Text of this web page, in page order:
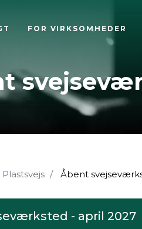
FOR VIRKSOMHEDER
Åbent
- april 2027